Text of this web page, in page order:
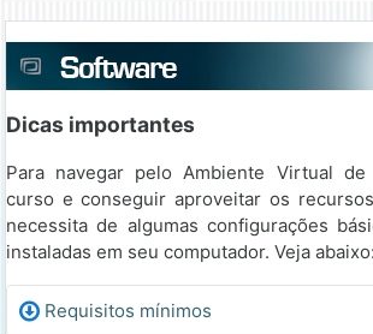
Dicas importantes
Para navegar pelo Ambiente Virtual de
curso e conseguir aproveitar os
necessita de algumas configurações
instaladas em seu computador. Veja abaixo:
Requisitos mínimos